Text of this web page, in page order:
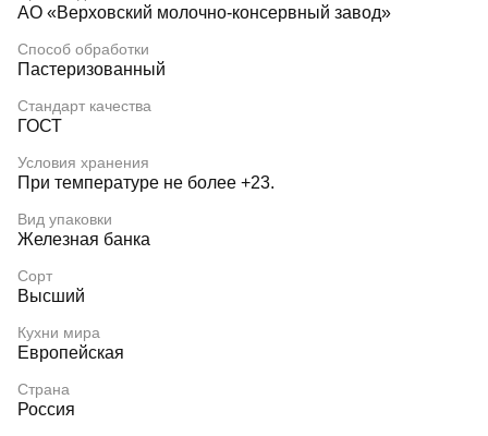
АО «Верховский молочно-консервный завод»
Способ обработки
Пастеризованный
Стандарт качества
ГОСТ
Условия хранения
При температуре не более +23.
Вид упаковки
Железная банка
Сорт
Высший
Кухни мира
Европейская
Страна
Россия